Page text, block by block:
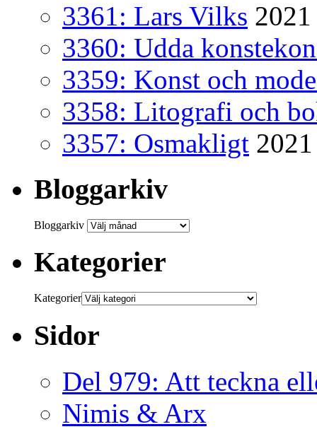
3361: Lars Vilks
3360: Udda
3359: Konst och
3358: Litografi och
3357: Osmakligt
Bloggarkiv
Bloggarkiv
Kategorier
Kategorier
Sidor
Del 979: Att teckna
Nimis & Arx